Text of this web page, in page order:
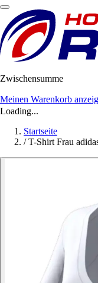
Zwischensumme
Meinen Warenkorb
Loading...
Startseite
/ T-Shirt Frau